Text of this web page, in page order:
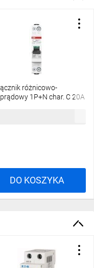
różnicowo-
1P+N char. C 20A
DO KOSZYKA